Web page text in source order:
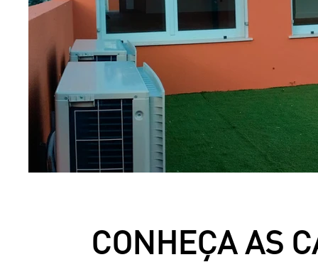
CONHEÇA AS